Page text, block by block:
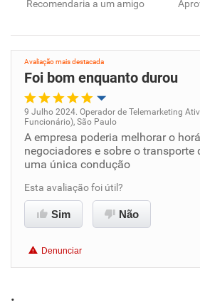
Recomendaria a um amigo
Avaliação mais destacada
Foi bom enquanto durou
Oportunidade de promoção
Ambiente de trabalho
Conciliação com a vida familiar
Recomenda esta empresa
9 Julho 2024. Operador de Telemarketing
Funcionário), São Paulo
A empresa poderia melhorar o
negociadores e sobre o transporte
uma única condução
Esta avaliação foi útil?
Sim Não
Denunciar
.